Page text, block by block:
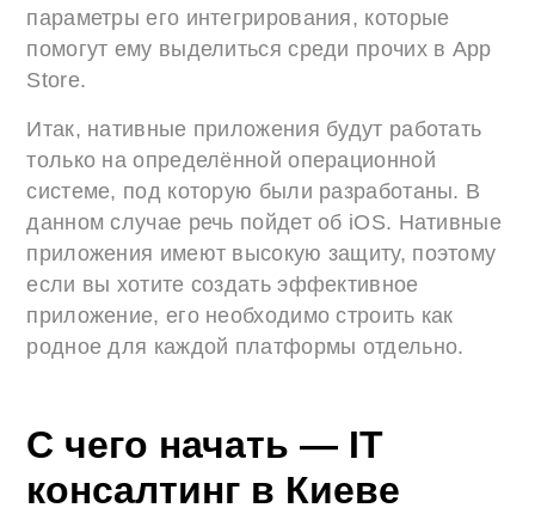
параметры его интегрирования, которые
помогут ему выделиться среди прочих в App
Store.
Итак, нативные приложения будут работать
только на определённой операционной
системе, под которую были разработаны. В
данном случае речь пойдет об iOS. Нативные
приложения имеют высокую защиту, поэтому
если вы хотите создать эффективное
приложение, его необходимо строить как
родное для каждой платформы отдельно.
С чего начать — IT
консалтинг в Киеве